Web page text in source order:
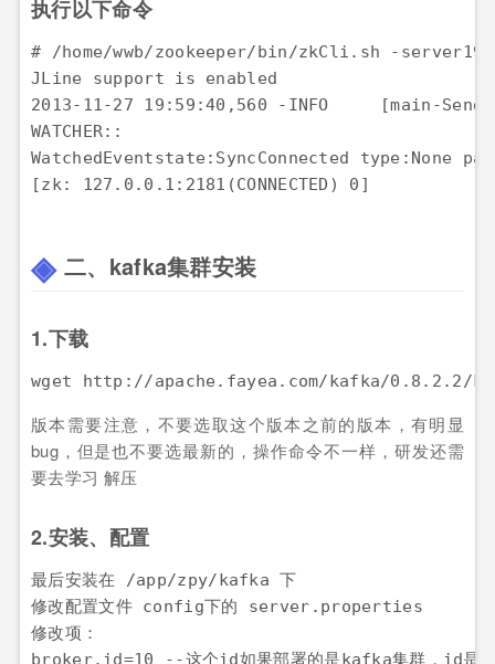
执行以下命令
# /home/wwb/zookeeper/bin/zkCli.sh -
JLine support is enabled
2013-11-27 19:59:40,560 -INFO     [main-
WATCHER::
WatchedEventstate:SyncConnected type:None
二、kafka集群安装
1.下载
wget http://apache.fayea.com/kafka/0.8.2.2/
版本需要注意，不要选取这个版本之前的版本，有明显
bug，但是也不要选最新的，操作命令不一样，研发还需
要去学习 解压
2.安装、配置
最后安装在 /app/zpy/kafka 下
修改配置文件 config下的 server.properties
修改项：
broker.id=10 --这个id如果部署的是kafka集群，id是不